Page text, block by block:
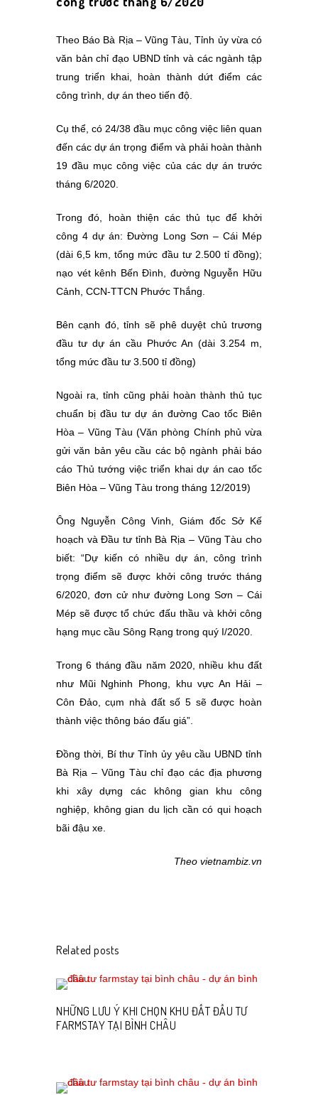
Theo Báo Bà Rịa – Vũng Tàu, Tỉnh ủy vừa có
văn bản chỉ đạo UBND tỉnh và các ngành tập
trung triển khai, hoàn thành dứt điểm các
công trình, dự án theo tiến độ.
Cụ thể, có 24/38 đầu mục công việc liên quan
đến các dự án trọng điểm và phải hoàn thành
19 đầu mục công việc của các dự án trước
tháng 6/2020.
Trong đó, hoàn thiện các thủ tục để khởi
công 4 dự án: Đường Long Sơn – Cái Mép
(dài 6,5 km, tổng mức đầu tư 2.500 tỉ đồng);
nạo vét kênh Bến Đình, đường Nguyễn Hữu
Cảnh, CCN-TTCN Phước Thắng.
Bên cạnh đó, tỉnh sẽ phê duyệt chủ trương
đầu tư dự án cầu Phước An (dài 3.254 m,
tổng mức đầu tư 3.500 tỉ đồng)
Ngoài ra, tỉnh cũng phải hoàn thành thủ tục
chuẩn bị đầu tư dự án đường Cao tốc Biên
Hòa – Vũng Tàu (Văn phòng Chính phủ vừa
gửi văn bản yêu cầu các bộ ngành phải báo
cáo Thủ tướng việc triển khai dự án cao tốc
Biên Hòa – Vũng Tàu trong tháng 12/2019)
Ông Nguyễn Công Vinh, Giám đốc Sở Kế
hoạch và Đầu tư tỉnh Bà Rịa – Vũng Tàu cho
biết: “Dự kiến có nhiều dự án, công trình
trọng điểm sẽ được khởi công trước tháng
6/2020, đơn cử như đường Long Sơn – Cái
Mép sẽ được tổ chức đấu thầu và khởi công
hạng mục cầu Sông Rạng trong quý I/2020.
Trong 6 tháng đầu năm 2020, nhiều khu đất
như Mũi Nghinh Phong, khu vực An Hải –
Côn Đảo, cụm nhà đất số 5 sẽ được hoàn
thành việc thông báo đấu giá”.
Đồng thời, Bí thư Tỉnh ủy yêu cầu UBND tỉnh
Bà Rịa – Vũng Tàu chỉ đạo các địa phương
khi xây dựng các không gian khu công
nghiệp, không gian du lịch cần có qui hoạch
bãi đậu xe.
Theo vietnambiz.vn
Related posts
NHỮNG LƯU Ý KHI CHỌN KHU ĐẤT ĐẦU TƯ
FARMSTAY TẠI BÌNH CHÂU